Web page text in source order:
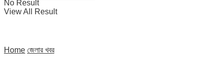
No Result
View All Result
Home জেলার খবর